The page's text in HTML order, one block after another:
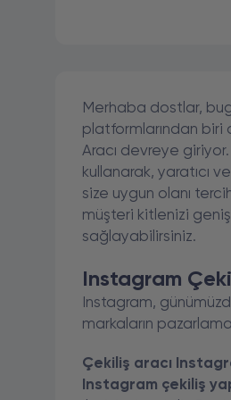
Merhaba dostlar,
platformlarından biri
Aracı devreye giriyor.
kullanarak, yaratıcı
size uygun olanı
müşteri kitlenizi
sağlayabilirsiniz.
Instagram
Instagram,
markaların
Çekiliş aracı
Instagram çekiliş